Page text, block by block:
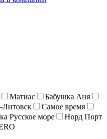
Матиас
Бабушка Аня
Литовск
Самое время
Русское море
Норд Порт